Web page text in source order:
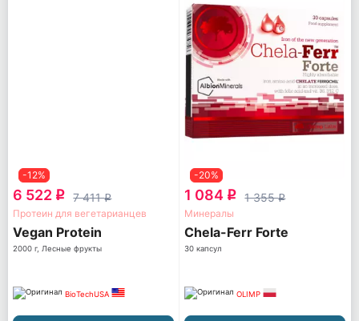
-12%
6 522 q 7 411q
Протеин для вегетарианцев
Vegan Protein
2000 г, Лесные фрукты
BioTechUSA
-20%
1 084 q 1 355q
Минералы
Chela-Ferr Forte
30 капсул
OLIMP